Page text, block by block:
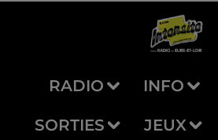
RADIO INFO
SORTIES JEUX